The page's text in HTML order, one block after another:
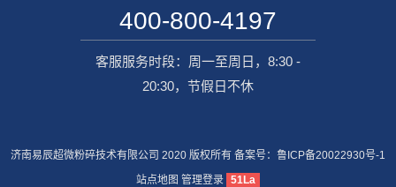
400-800-4197
客服服务时段：周一至周日，8:30 -
20:30，节假日不休
济南易辰超微粉碎技术有限公司 2020 版权所有 备案号： 鲁ICP备20022930号-1
站点地图 管理登录 51La